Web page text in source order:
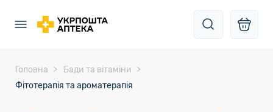
Головна
Бади та вітаміни
Фітотерапія та ароматерапія